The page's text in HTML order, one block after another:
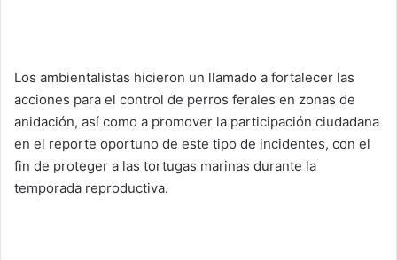
Los ambientalistas hicieron un llamado a fortalecer las
acciones para el control de perros ferales en zonas de
anidación, así como a promover la participación ciudadana
en el reporte oportuno de este tipo de incidentes, con el
fin de proteger a las tortugas marinas durante la
temporada reproductiva.